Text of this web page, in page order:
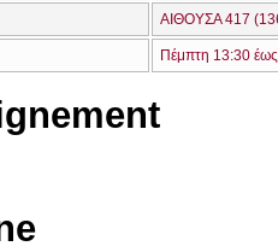
ΑΙΘΟΥΣΑ 417
Πέμπτη 13:30